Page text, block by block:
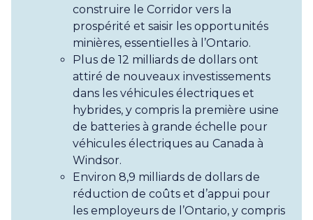
construire le Corridor vers la
prospérité et saisir les opportunités
minières, essentielles à l’Ontario.
Plus de 12 milliards de dollars ont
attiré de nouveaux investissements
dans les véhicules électriques et
hybrides, y compris la première usine
de batteries à grande échelle pour
véhicules électriques au Canada à
Windsor.
Environ 8,9 milliards de dollars de
réduction de coûts et d’appui pour
les employeurs de l’Ontario, y compris